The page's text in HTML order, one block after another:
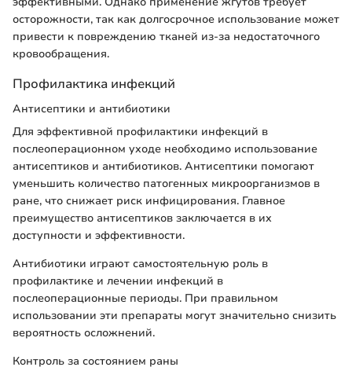
осторожности, так как долгосрочное использование может
привести к повреждению тканей из-за недостаточного
кровообращения.
Профилактика инфекций
Антисептики и антибиотики
Для эффективной профилактики инфекций в
послеоперационном уходе необходимо использование
антисептиков и антибиотиков. Антисептики помогают
уменьшить количество патогенных микроорганизмов в
ране, что снижает риск инфицирования. Главное
преимущество антисептиков заключается в их
доступности и эффективности.
Антибиотики играют самостоятельную роль в
профилактике и лечении инфекций в
послеоперационные периоды. При правильном
использовании эти препараты могут значительно снизить
вероятность осложнений.
Контроль за состоянием раны